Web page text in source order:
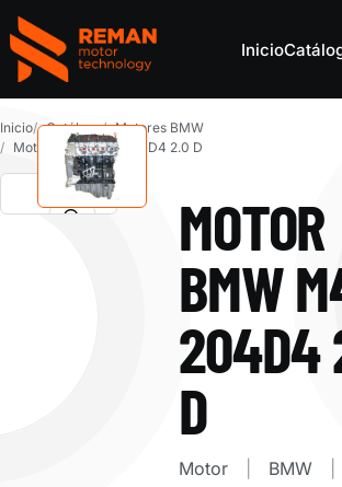
REMAN Motor Parts
Inicio
Inicio Catálogo
Motores BMW
Motor BMW M47 204D4 2.0 D
MOTOR
BMW
204D4
D
Motor BMW